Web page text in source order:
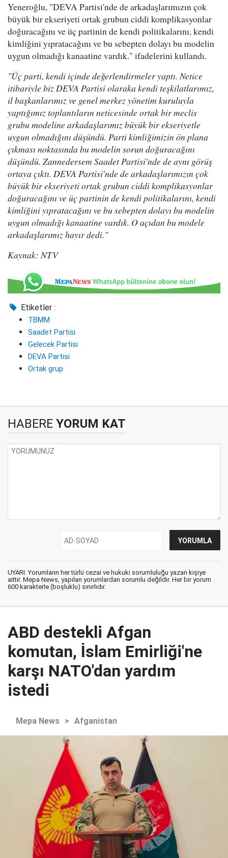
Yeneroğlu, "DEVA Partisi'nde de arkadaşlarımızın çok
büyük bir ekseriyeti ortak grubun ciddi komplikasyonlar
doğuracağını ve üç partinin de kendi politikalarını, kendi
kimliğini yıpratacağını ve bu sebepten dolayı bu modelin
uygun olmadığı kanaatine vardık." ifadelerini kullandı.
"Üç parti, kendi içinde değerlendirmeler yaptı. Netice
itibariyle biz DEVA Partisi olaraka kendi teşkilatlarımız,
il başkanlarımız ve genel merkez yönetim kuruluyla
yaptığımız toplantıların neticesinde ortak bir meclis
grubu modeline arkadaşlarımız büyük bir ekseriyetle
uygun olmadığını düşündü. Parti kimliğimizin ön plana
çıkması noktasında bu modelin sorun doğuracağını
düşündü. Zannedersem Saadet Partisi'nde de aynı görüş
ortaya çıktı. DEVA Partisi'nde de arkadaşlarımızın çok
büyük bir ekseriyeti ortak grubun ciddi komplikasyonlar
doğuracağını ve üç partinin de kendi politikalarını, kendi
kimliğini yıpratacağını ve bu sebepten dolayı bu modelin
uygun olmadığı kanaatine vardık. O açıdan bu modele
arkadaşlarımız hayır dedi."
Kaynak: NTV
Etiketler :
TBMM
Saadet Partisi
Gelecek Partisi
DEVA Partisi
Ortak grup
HABERE YORUM KAT
UYARI: Yorumların her türlü cezai ve hukuki sorumluluğu yazan kişiye
aittir. Mepa News, yapılan yorumlardan sorumlu değildir. Her bir yorum
600 karakterle (boşluklu) sınırlıdır.
ABD destekli Afgan
komutan, İslam Emirliği'ne
karşı NATO'dan yardım
istedi
Mepa News > Afganistan